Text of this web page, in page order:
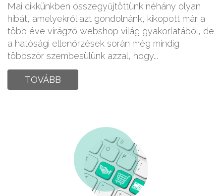
Mai cikkünkben összegyűjtöttünk néhány olyan
hibát, amelyekről azt gondolnánk, kikopott már a
több éve virágzó webshop világ gyakorlatából, de
a hatósági ellenőrzések során még mindig
többször szembesülünk azzal, hogy...
TOVÁBB